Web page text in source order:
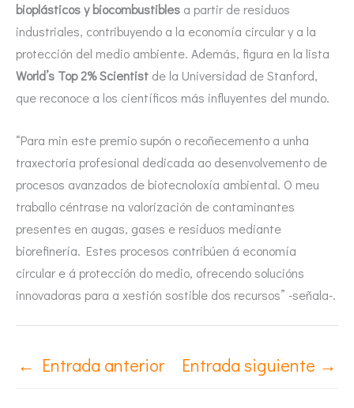
bioplásticos y biocombustibles a partir de residuos
industriales, contribuyendo a la economía circular y a la
protección del medio ambiente. Además, figura en la lista
World’s Top 2% Scientist de la Universidad de Stanford,
que reconoce a los científicos más influyentes del mundo.
“Para min este premio supón o recoñecemento a unha
traxectoria profesional dedicada ao desenvolvemento de
procesos avanzados de biotecnoloxía ambiental. O meu
traballo céntrase na valorización de contaminantes
presentes en augas, gases e residuos mediante
biorefinería. Estes procesos contribúen á economía
circular e á protección do medio, ofrecendo solucións
innovadoras para a xestión sostible dos recursos” -señala-.
← Entrada anterior Entrada siguiente →